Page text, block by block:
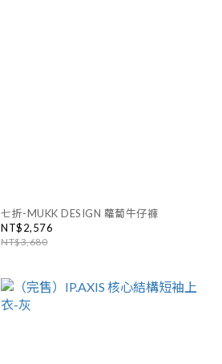
七折-MUKK DESIGN 蘿蔔牛仔褲
NT$2,576
NT$3,680